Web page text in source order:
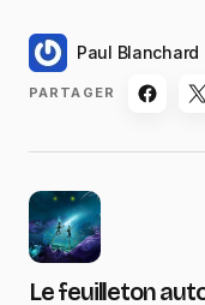
Paul Blanchard
PARTAGER
Le feuilleton